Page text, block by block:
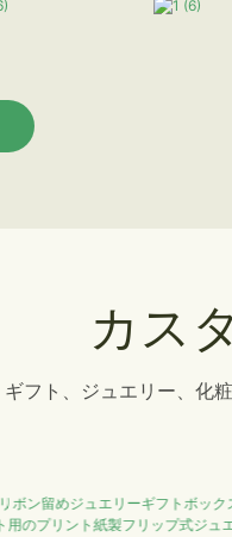
カス
ギフト、ジュエリー、化